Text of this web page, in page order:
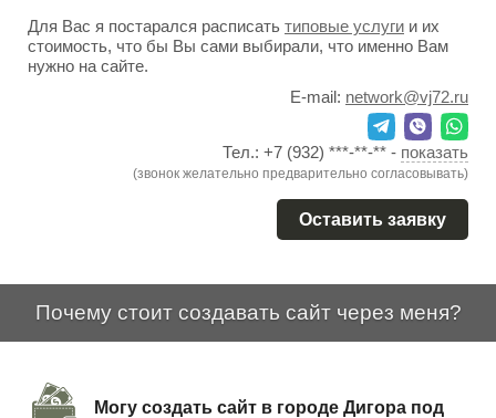
Для Вас я постарался расписать типовые услуги и их
стоимость, что бы Вы сами выбирали, что именно Вам
нужно на сайте.
E-mail: network@vj72.ru
Тел.: +7 (932) ***-**-** - показать
(звонок желательно предварительно согласовывать)
Оставить заявку
Почему стоит создавать сайт через меня?
Могу создать сайт в городе Дигора под